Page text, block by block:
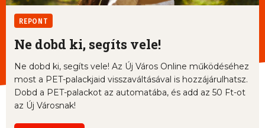
REPONT
Ne dobd ki, segíts vele!
Ne dobd ki, segíts vele! Az Új Város Online működéséhez
most a PET-palackjaid visszaváltásával is hozzájárulhatsz.
Dobd a PET-palackot az automatába, és add az 50 Ft-ot
az Új Városnak!